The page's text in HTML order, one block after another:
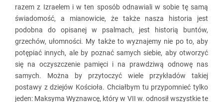
razem z Izraelem i w ten sposób odnawiali w sobie tę samą
świadomość, a mianowicie, że także nasza historia jest
podobna do opisanej w psalmach, jest historią buntów,
grzechów, ułomności. My także to wyznajemy nie po to, aby
potępiać innych, ale by poznać samych siebie, aby otworzyć
się na oczyszczenie pamięci i na prawdziwą odnowę nas
samych. Można by przytoczyć wiele przykładów takiej
postawy z dziejów Kościoła. Chciałbym tu przypomnieć tylko
jeden: Maksyma Wyznawcę, który w VII w. odnosił wszystkie te